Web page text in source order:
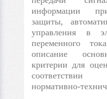
информации
защиты,
управления в
переменного
описание
критерии для
нормативно-